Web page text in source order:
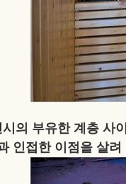
의 부유한 계층 사
인접한 이점을 살